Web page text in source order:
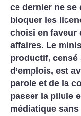
ce dernier ne se
bloquer les
choisi en faveur
affaires. Le
productif, censé
d’emplois, est
parole et de la
passer la pilule
médiatique